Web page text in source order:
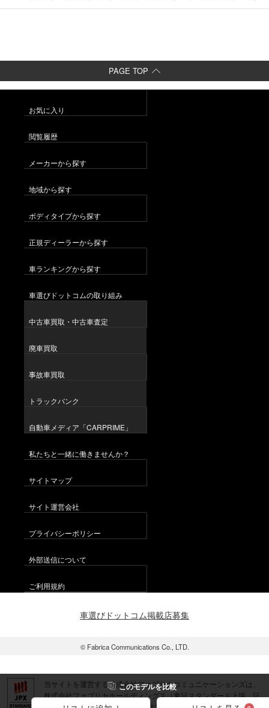
このモデルを比較
PAGE TOP
お気に入り
閲覧履歴
メーカーから探す
地域から探す
ボディタイプから探す
正規ディーラーから探す
車ランキングから探す
車選びドットコムの取り組み
中古車買取・中古車査定
廃車買取
事故車買取
トラックバンク
自動車メディア「CARPRIME」
私たちと一緒に働きませんか？
サイトマップ
サイト運営会社
プライバシーポリシー
外部送信について
ご利用規約
車選びドットコム掲載店募集
© Fabrica Communications Co., LTD.
当サイトを運営する株式会社ファブリカコミュニケーションズは、
株式会社ファブリカホールディングス（東証スタンダード上場 証